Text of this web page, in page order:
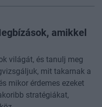
amikkel
világát, és tanulj meg
mit takarnak a
mikor érdemes ezeket
stratégiákat,